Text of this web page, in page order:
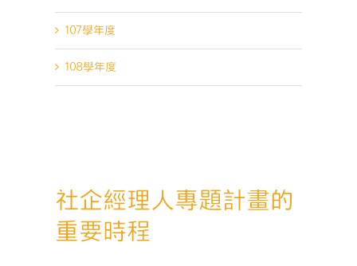
社企經理人專題計畫的
重要時程
107學年度
108學年度